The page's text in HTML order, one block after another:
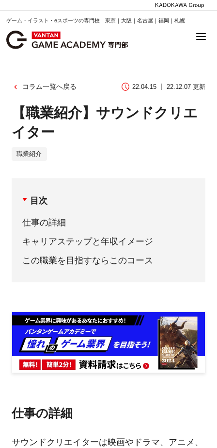
ゲーム・イラスト・eスポーツの専門校 東京｜大阪｜名古屋｜福岡｜札幌
コラム一覧へ戻る 22.04.15 22.12.07 更新
【職業紹介】サウンドクリエ
イター
職業紹介
目次
仕事の詳細
キャリアステップと年収イメージ
この職業を目指すならこのコース
仕事の詳細
サウンドクリエイターは映画やドラマ、アニメ、